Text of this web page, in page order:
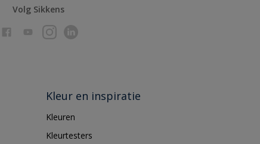
Volg Sikkens
Kleur en inspiratie
Kleuren
Kleurtesters